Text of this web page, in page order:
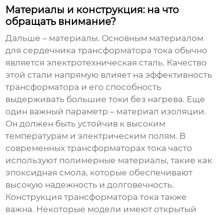
Материалы и конструкция: на что
обращать внимание?
Дальше – материалы. Основным материалом
для сердечника трансформатора тока обычно
является электротехническая сталь. Качество
этой стали напрямую влияет на эффективность
трансформатора и его способность
выдерживать большие токи без нагрева. Еще
один важный параметр – материал изоляции.
Он должен быть устойчив к высоким
температурам и электрическим полям. В
современных трансформаторах тока часто
используют полимерные материалы, такие как
эпоксидная смола, которые обеспечивают
высокую надежность и долговечность.
Конструкция трансформатора тока также
важна. Некоторые модели имеют открытый